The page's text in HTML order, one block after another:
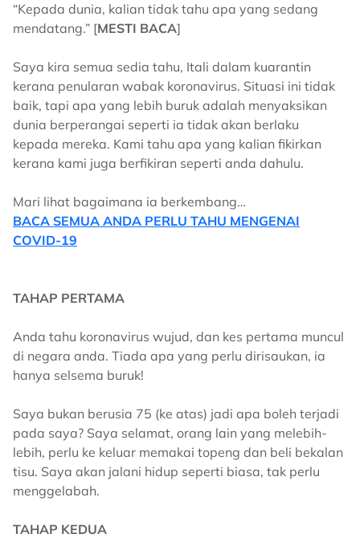
“Kepada dunia, kalian tidak tahu apa yang sedang
mendatang.” [MESTI BACA]
Saya kira semua sedia tahu, Itali dalam kuarantin
kerana penularan wabak koronavirus. Situasi ini tidak
baik, tapi apa yang lebih buruk adalah menyaksikan
dunia berperangai seperti ia tidak akan berlaku
kepada mereka. Kami tahu apa yang kalian fikirkan
kerana kami juga berfikiran seperti anda dahulu.
Mari lihat bagaimana ia berkembang…
BACA SEMUA ANDA PERLU TAHU MENGENAI
COVID-19
TAHAP PERTAMA
Anda tahu koronavirus wujud, dan kes pertama muncul
di negara anda. Tiada apa yang perlu dirisaukan, ia
hanya selsema buruk!
Saya bukan berusia 75 (ke atas) jadi apa boleh terjadi
pada saya? Saya selamat, orang lain yang melebih-
lebih, perlu ke keluar memakai topeng dan beli bekalan
tisu. Saya akan jalani hidup seperti biasa, tak perlu
menggelabah.
TAHAP KEDUA